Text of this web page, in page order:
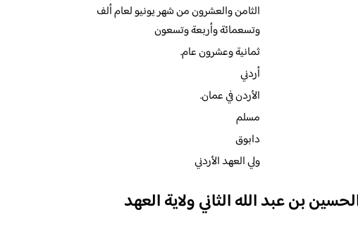
الثامن والعشرون من شهر يونيو لعام ألف
وتسعمائة وأربعة وتسعون
ثمانية وعشرون عام.
أردني
الأردن في عمان.
مسلم
دابوق
ولي العهد الأردني
بن عبد الله الثاني ولاية العهد